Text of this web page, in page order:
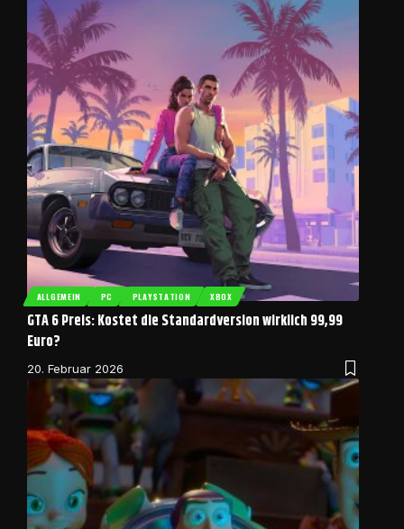
ALLGEMEIN PC PLAYSTATION XBOX
GTA 6 Preis: Kostet die Standardversion wirklich 99,99
Euro?
20. Februar 2026